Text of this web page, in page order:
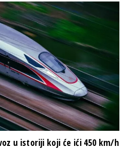
u istoriji koji će ići 450 km/h